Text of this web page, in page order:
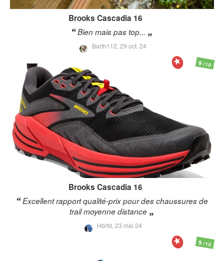
Brooks Cascadia 16
Bien mais pas top...
Barth112, 29 oct. 24
Brooks Cascadia 16
Excellent rapport qualité-prix pour des chaussures de
trail moyenne distance
Hbrtd, 23 mai 24
9/10
9/10